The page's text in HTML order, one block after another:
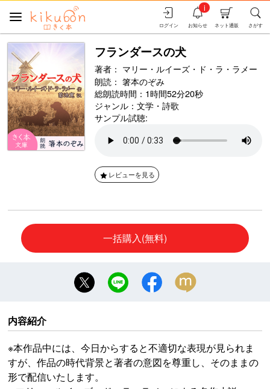
さがす
ネット通販
お知らせ
i
ログイン
フランダースの犬
著者： マリー・ルイーズ・ド・ラ・ラメー
朗読： 箸本のぞみ
総朗読時間：1時間52分20秒
ジャンル： 文学・詩歌
サンプル試聴:
レビューを見る
一括購入(無料)
内容紹介
※本作品中には、今日からすると不適切な表現が見られま
すが、作品の時代背景と著者の意図を尊重し、そのままの
形で配信いたします。